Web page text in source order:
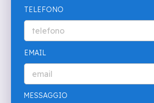
TELEFONO
EMAIL
MESSAGGIO